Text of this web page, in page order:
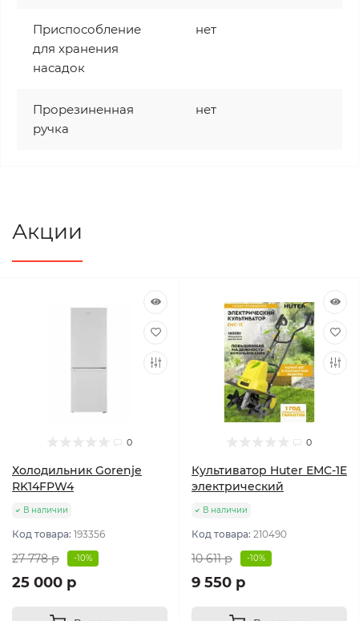
Приспособление
для хранения
насадок
нет
Прорезиненная
ручка
нет
Акции
0
Холодильник Gorenje
RK14FPW4
В наличии
Код товара: 193356
27 778 р -10%
25 000 р
0
Культиватор Huter ЕМС-1E
электрический
В наличии
Код товара: 210490
10 611 р -10%
9 550 р